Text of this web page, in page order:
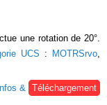
une rotation de 20°.
UCS : MOTRSrvo,
&
Téléchargement